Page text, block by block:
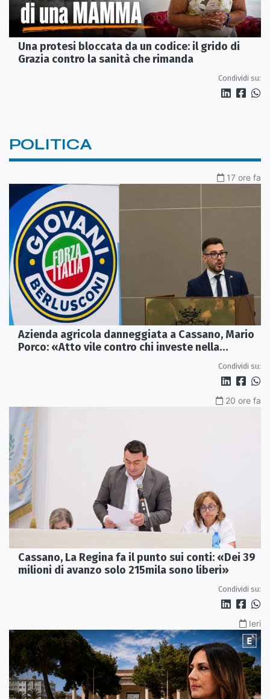
Una protesi bloccata da un codice: il grido di
Grazia contro la sanità che rimanda
Condividi su:
POLITICA
17 ore fa
Azienda agricola danneggiata a Cassano, Mario
Porco: «Atto vile contro chi investe nella
Condividi su:
20 ore fa
Cassano, La Regina fa il punto sui conti: «Dei 39
milioni di avanzo solo 215mila sono liberi»
Condividi su:
Ieri